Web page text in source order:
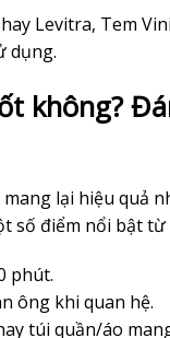
Levitra, Tem
dụng.
không?
lại hiệu quả
số điểm nổi bật
phút.
ông khi quan hệ.
túi quần/áo